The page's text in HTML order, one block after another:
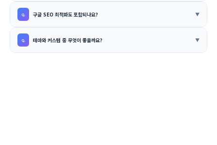
구글 SEO 최적화도 포함되나요?
테마와 커스텀 중 무엇이 좋을까요?